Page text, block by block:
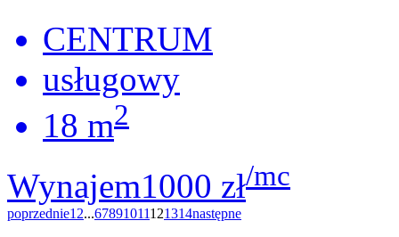
CENTRUM
usługowy
18 m2
Wynajem1000 zł/mc
poprzednie1 2...67891011121314następne